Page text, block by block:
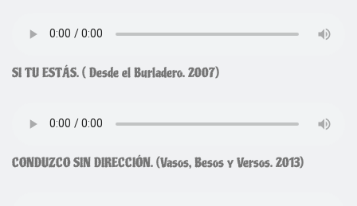
SI TU ESTÁS. ( Desde el Burladero. 2007)
CONDUZCO SIN DIRECCIÓN. (Vasos, Besos y Versos. 2013)